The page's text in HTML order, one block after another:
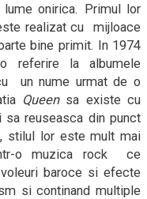
onirica. Primul lor
realizat cu
mijloace
bine primit. In 1974
referire la albumele
un nume urmat de o
Queen sa existe cu
reuseasca din punct
stilul lor este mult mai
o muzica rock
ce
baroce si efecte
si continand multiple